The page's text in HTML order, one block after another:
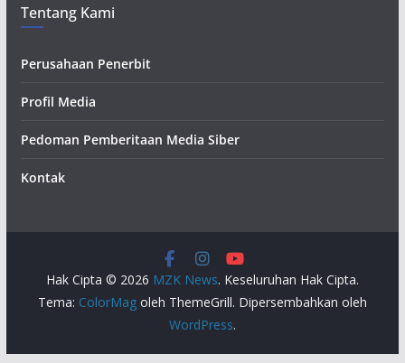
Tentang Kami
Perusahaan Penerbit
Profil Media
Pedoman Pemberitaan Media Siber
Kontak
Hak Cipta © 2026 MZK News. Keseluruhan Hak Cipta.
Tema: ColorMagoleh ThemeGrill. Dipersembahkan oleh
WordPress.